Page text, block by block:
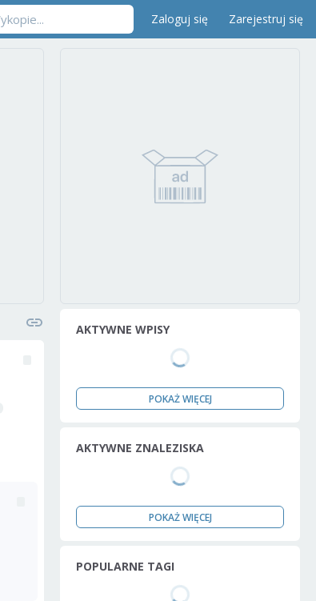
Zaloguj się Zarejestruj się
AKTYWNE WPISY
POKAŻ WIĘCEJ
AKTYWNE ZNALEZISKA
POKAŻ WIĘCEJ
POPULARNE TAGI